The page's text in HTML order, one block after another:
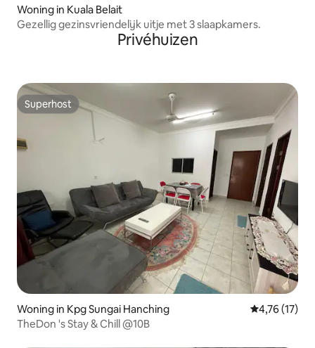
Woning in Kuala Belait
Gezellig gezinsvriendelijk uitje met 3 slaapkamers.
Privéhuizen
Superhost
Superhost
Woning in Kpg Sungai Hanching Gemiddelde
4,76 (17)
TheDon 's Stay & Chill @10B